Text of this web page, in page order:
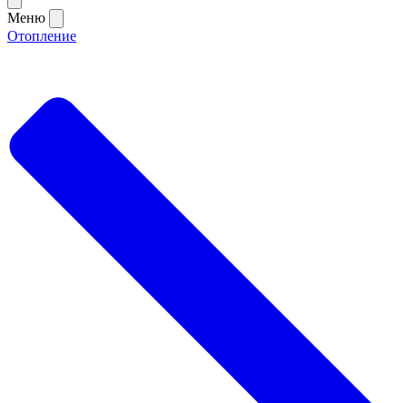
Меню
Отопление